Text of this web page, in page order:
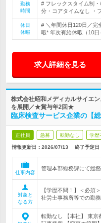
勤務
時間
# フレックスタイム制
分・コアタイムなし ・
休日
休暇
# ＼年間休日120日／完
暇* 年次有給休暇（10日
求人詳細を見る
株式会社昭和メディカルサイエ
を展開／★賞与年2回★
臨床検査サービス企業の【
正社員 急募 転勤なし 学歴
情報更新日：2026/07/13 終了予定日
仕事内容
管理本部総務課にて総
対象と
なる方
【学歴不問！】＜必
社労士事務所等での勤務
転勤なし 【本社】 東京